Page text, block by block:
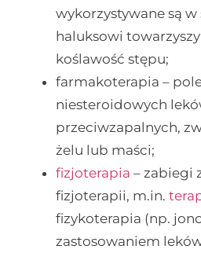
wykorzystywane są
haluksowi
koślawość stępu;
farmakoterapia –
niesteroidowych
przeciwzapalnych,
żelu lub maści;
fizjoterapia – zabiegi
fizjoterapii, m.in.
fizykoterapia (np.
zastosowaniem